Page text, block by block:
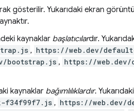
gösterilir. Yukarıdaki ekran
kaynaklar başlatıcılardır.
, https://web.dev/
bootstrap.js , https://web.dev/
kaynaklar bağımlılıklardır.
f34f99f7.js , https://web.dev/